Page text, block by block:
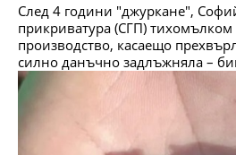
След 4 години "джуркане",
прикриватура (СГП) тихомълком
производство, касаещо
силно данъчно задлъжняла –